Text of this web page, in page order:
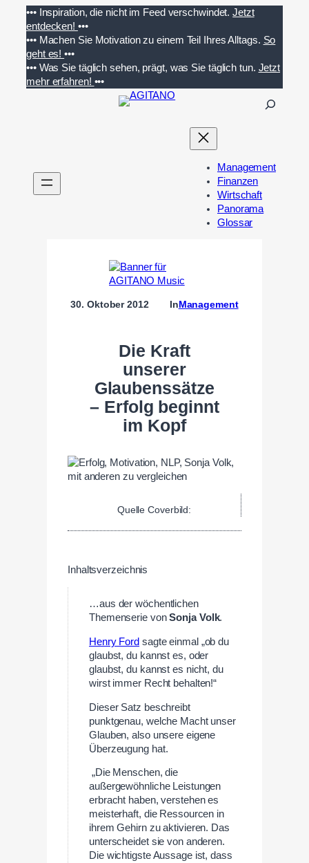
Inhalt
springen
••• Inspiration, die nicht im Feed verschwindet. Jetzt
entdecken! •••
••• Machen Sie Motivation zu einem Teil Ihres Alltags. So
geht es!•••
••• Was Sie täglich sehen, prägt, was Sie täglich tun. Jetzt
mehr erfahren! •••
n
Management
Finanzen
Wirtschaft
Panorama
Glossar
30. Oktober 2012 InManagement
Die Kraft
unserer
Glaubenssätze
– Erfolg beginnt
im Kopf
Quelle Coverbild:
Inhaltsverzeichnis
…aus der wöchentlichen
Themenserie vonSonja Volk.
Henry Ford sagte einmal „ob du
glaubst, du kannst es, oder
glaubst, du kannst es nicht, du
wirst immer Recht behalten!“
Dieser Satz beschreibt
punktgenau, welche Macht unser
Glauben, also unsere eigene
Überzeugung hat.
„Die Menschen, die
außergewöhnliche Leistungen
erbracht haben, verstehen es
meisterhaft, die Ressourcen in
ihrem Gehirn zu aktivieren. Das
unterscheidet sie von anderen.
Die wichtigste Aussage ist, dass